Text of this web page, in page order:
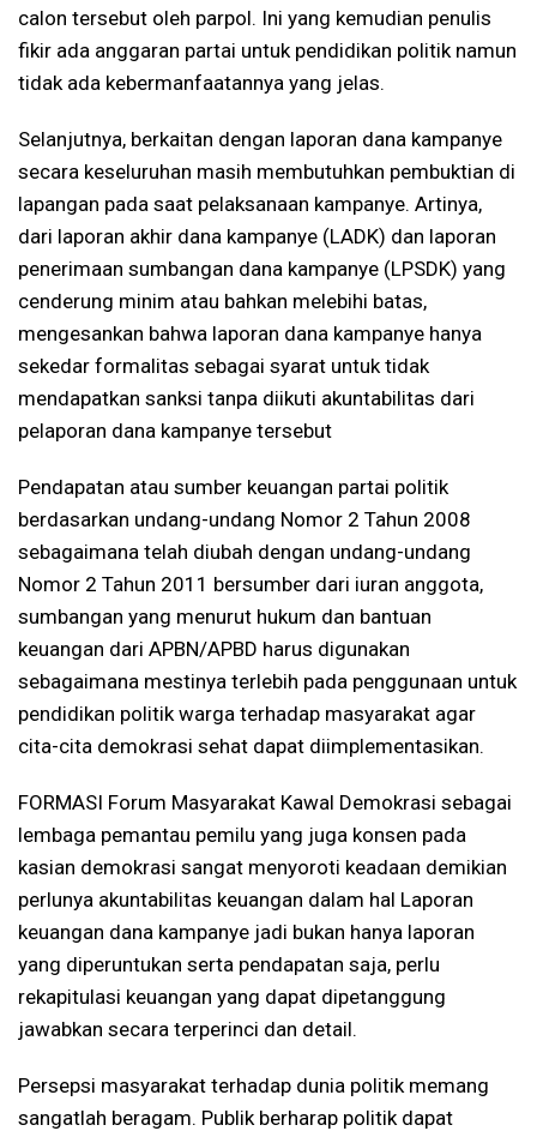
calon tersebut oleh parpol. Ini yang kemudian penulis
fikir ada anggaran partai untuk pendidikan politik namun
tidak ada kebermanfaatannya yang jelas.
Selanjutnya, berkaitan dengan laporan dana kampanye
secara keseluruhan masih membutuhkan pembuktian di
lapangan pada saat pelaksanaan kampanye. Artinya,
dari laporan akhir dana kampanye (LADK) dan laporan
penerimaan sumbangan dana kampanye (LPSDK) yang
cenderung minim atau bahkan melebihi batas,
mengesankan bahwa laporan dana kampanye hanya
sekedar formalitas sebagai syarat untuk tidak
mendapatkan sanksi tanpa diikuti akuntabilitas dari
pelaporan dana kampanye tersebut
Pendapatan atau sumber keuangan partai politik
berdasarkan undang-undang Nomor 2 Tahun 2008
sebagaimana telah diubah dengan undang-undang
Nomor 2 Tahun 2011 bersumber dari iuran anggota,
sumbangan yang menurut hukum dan bantuan
keuangan dari APBN/APBD harus digunakan
sebagaimana mestinya terlebih pada penggunaan untuk
pendidikan politik warga terhadap masyarakat agar
cita-cita demokrasi sehat dapat diimplementasikan.
FORMASI Forum Masyarakat Kawal Demokrasi sebagai
lembaga pemantau pemilu yang juga konsen pada
kasian demokrasi sangat menyoroti keadaan demikian
perlunya akuntabilitas keuangan dalam hal Laporan
keuangan dana kampanye jadi bukan hanya laporan
yang diperuntukan serta pendapatan saja, perlu
rekapitulasi keuangan yang dapat dipetanggung
jawabkan secara terperinci dan detail.
Persepsi masyarakat terhadap dunia politik memang
sangatlah beragam. Publik berharap politik dapat